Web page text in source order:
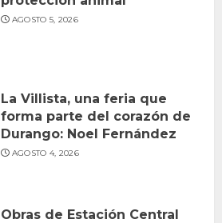
AGOSTO 5, 2026
La Villista, una feria que
forma parte del corazón de
Durango: Noel Fernández
AGOSTO 4, 2026
Obras de Estación Central